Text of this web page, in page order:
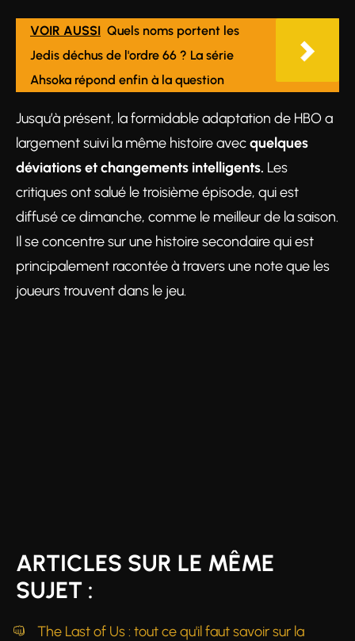
VOIR AUSSI Quels noms portent les
Jedis déchus de l'ordre 66 ? La série
Ahsoka répond enfin à la question
Jusqu’à présent, la formidable adaptation de HBO a
largement suivi la même histoire avecquelques
déviations et changements intelligents. Les
critiques ont salué le troisième épisode, qui est
diffusé ce dimanche, comme le meilleur de la saison.
Il se concentre sur une histoire secondaire qui est
principalement racontée à travers une note que les
joueurs trouvent dans le jeu.
ARTICLES SUR LE MÊME
SUJET :
The Last of Us : tout ce qu'il faut savoir sur la